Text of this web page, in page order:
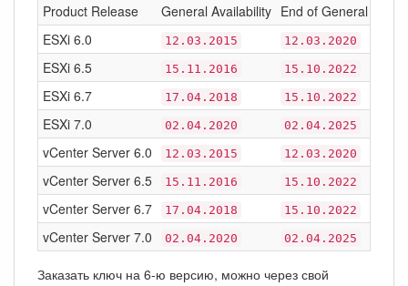
Product Release
General Availability End of General
ESXi 6.0
12.03.2015 12.03.2020
ESXi 6.5 15.11.2016 15.10.2022
ESXi 6.7 17.04.2018 15.10.2022
ESXi 7.0 02.04.2020 02.04.2025
vCenter Server 6.0 12.03.2015 12.03.2020
vCenter Server 6.5 15.11.2016 15.10.2022
vCenter Server 6.7 17.04.2018 15.10.2022
vCenter Server 7.0 02.04.2020 02.04.2025
Заказать ключ на 6-ю версию, можно через свой